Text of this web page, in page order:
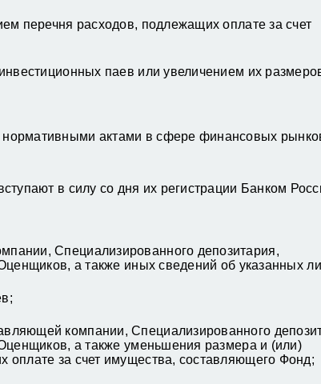
перечня расходов, подлежащих оплате за счет
паев или увеличением их
актами в сфере финансовых
в силу со дня их регистрации Банком
Специализированного депозитария,
а также иных сведений об указанных
компании, Специализированного
а также уменьшения размера и (или)
оплате за счет имущества, составляющего Фонд;